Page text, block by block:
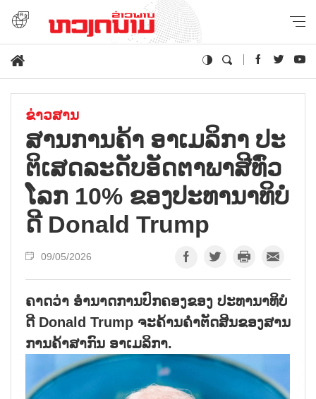
ຂ່າວສານ
ສານການ​ຄ້າ ອາ​ເມ​ລິ​ກາ ປະ​
ຕິ​ເສດ​ລະ​ດັບ​ອັດ​ຕາ​ພາ​ສີ​ທົ່ວ​
ໂລກ 10% ຂອງ​ປະ​ທາ​ນາ​ທິ​ບໍ​
ດີ Donald Trump
09/05/2026
ຄາດ​ວ່າ ອຳ​ນາດ​ການ​ປົກ​ຄອງ​ຂອງ ​ປະ​ທາ​ນາ​ທິ​ບໍ​
ດີ Donald Trump ຈະຄ້ານຄຳ​ຕັດ​ສິນ​ຂອງ​ສານ​
ການ​ຄ້າ​ສາ​ກົນ ອາ​ເມ​ລິ​ກາ.